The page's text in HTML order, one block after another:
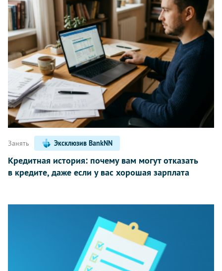
Занять Эксклюзив BankNN
Кредитная история: почему вам могут отказать
в кредите, даже если у вас хорошая зарплата